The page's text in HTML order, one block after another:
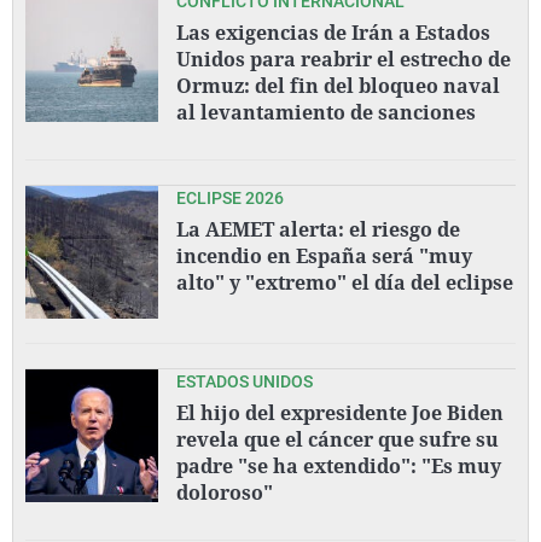
Las exigencias de Irán a Estados
Unidos para reabrir el estrecho de
Ormuz: del fin del bloqueo naval
al levantamiento de sanciones
ECLIPSE 2026
La AEMET alerta: el riesgo de
incendio en España será "muy
alto" y "extremo" el día del eclipse
ESTADOS UNIDOS
El hijo del expresidente Joe Biden
revela que el cáncer que sufre su
padre "se ha extendido": "Es muy
doloroso"